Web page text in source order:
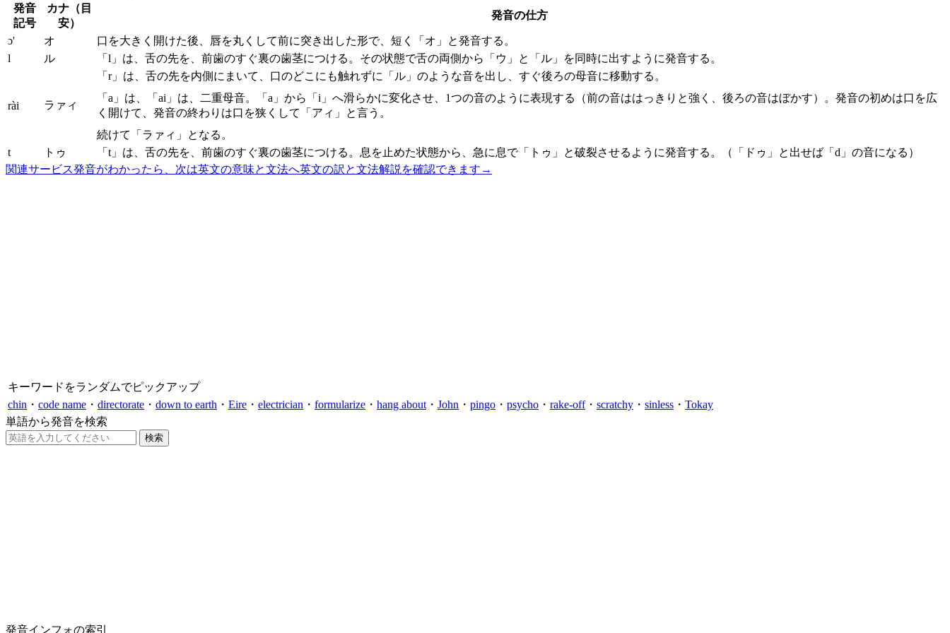
発音
記号
カナ（目
安）
発音の仕方
ɔ' オ
口を大きく開けた後、唇を丸くして前に突き出した形で、短く「オ」と発音する。
l
ル 「l」は、舌の先を、前歯のすぐ裏の歯茎につける。その状態で舌の両側から「ウ」と「ル」を同時に出すように発音する。
rài ラァィ
「r」は、舌の先を内側にまいて、口のどこにも触れずに「ル」のような音を出し、すぐ後ろの母音に移動する。
「a」は、「ai」は、二重母音。「a」から「i」へ滑らかに変化させ、1つの音のように表現する（前の音ははっきりと強く、後ろの音はぼかす）。発音の初めは口を広
く開けて、発音の終わりは口を狭くして「アィ」と言う。
続けて「ラァィ」となる。
t
トゥ
「t」は、舌の先を、前歯のすぐ裏の歯茎につける。息を止めた状態から、急に息で「トゥ」と破裂させるように発音する。（「ドゥ」と出せば「d」の音になる）
関連サービス発音がわかったら、次は英文の意味と文法へ英文の訳と文法解説を確認できます →
キーワードをランダムでピックアップ
chin ・ code name ・ directorate ・ down to earth ・ Eire ・ electrician ・ formularize ・ hang about ・ John ・ pingo ・ psycho ・ rake-off・ scratchy ・ sinless ・ Tokay
単語から発音を検索
発音インフォの索引